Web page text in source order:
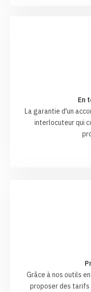
En
La garantie d'un
interlocuteur qui
Grâce à nos outils
proposer des